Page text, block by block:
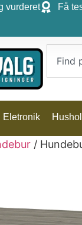
vurderet Få
Eletronik
/